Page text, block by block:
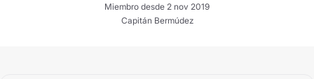
Miembro desde 2 nov 2019
Capitán Bermúdez